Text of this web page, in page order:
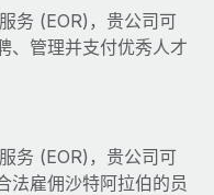
务 (EOR)，贵公司可
、管理并支付优秀人才
务 (EOR)，贵公司可
法雇佣沙特阿拉伯的员